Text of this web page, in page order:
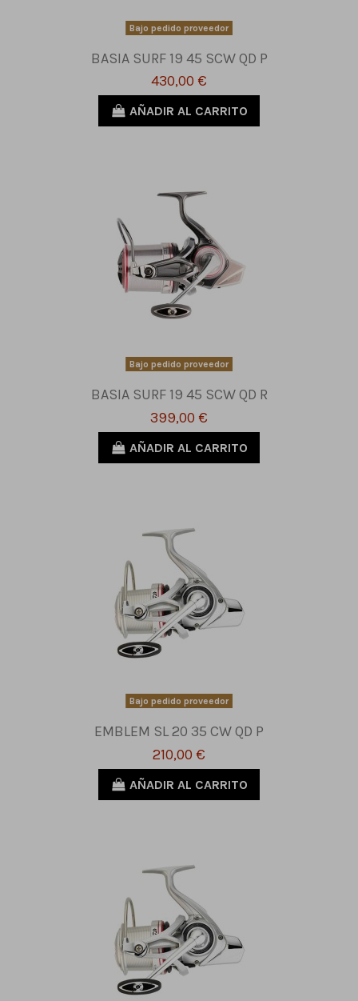
Bajo pedido proveedor
BASIA SURF 19 45 SCW QD P
430,00 €
AÑADIR AL CARRITO
Bajo pedido proveedor
BASIA SURF 19 45 SCW QD R
399,00 €
AÑADIR AL CARRITO
Bajo pedido proveedor
EMBLEM SL 20 35 CW QD P
210,00 €
AÑADIR AL CARRITO